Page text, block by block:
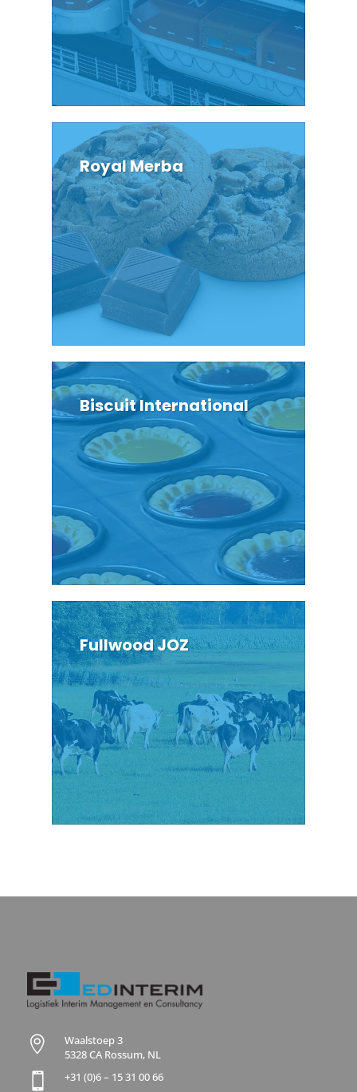
Royal Merba
Biscuit International
Fullwood JOZ

Waalstoep 3
5328 CA Rossum, NL
+31 (0)6 – 15 31 00 66